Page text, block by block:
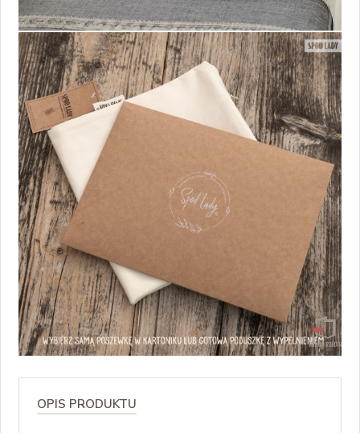
OPIS PRODUKTU